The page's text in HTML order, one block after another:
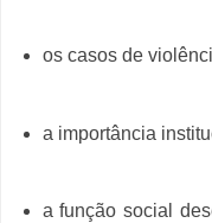
os casos de
a importância
a função social